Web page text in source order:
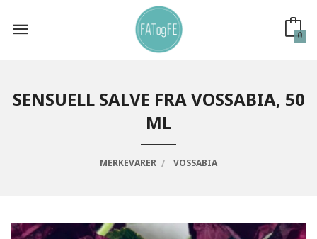
innholdet
0
SENSUELL SALVE FRA VOSSABIA, 50
ML
MERKEVARER VOSSABIA